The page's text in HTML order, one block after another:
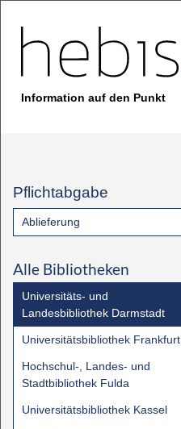
Information auf den Punkt
Pflichtabgabe
Ablieferung
Alle Bibliotheken
Universitäts- und
Landesbibliothek Darmstadt
Universitätsbibliothek Frankfurt
Hochschul-, Landes- und
Stadtbibliothek Fulda
Universitätsbibliothek Kassel